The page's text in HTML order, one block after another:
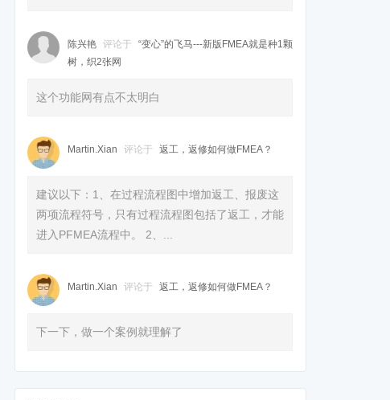
陈兴艳 评论于
“变心”的飞马---新版FMEA就是种1颗
树，织2张网
这个功能网有点不太明白
Martin.Xian 评论于 返工，返修如何做FMEA？
建议以下：1、在过程流程图中增加返工、报废这
两项流程符号，只有过程流程图包括了返工，才能
进入PFMEA流程中。 2、...
Martin.Xian 评论于 返工，返修如何做FMEA？
下一下，做一个案例就理解了